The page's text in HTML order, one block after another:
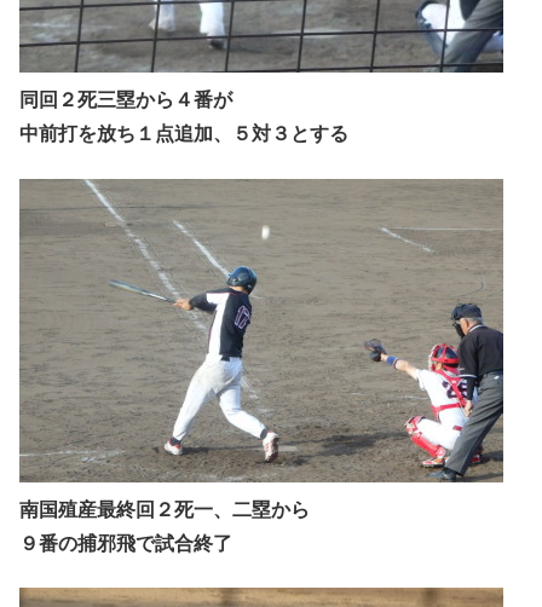
同回２死三塁から４番が
中前打を放ち１点追加、５対３とする
南国殖産最終回２死一、二塁から
９番の捕邪飛で試合終了